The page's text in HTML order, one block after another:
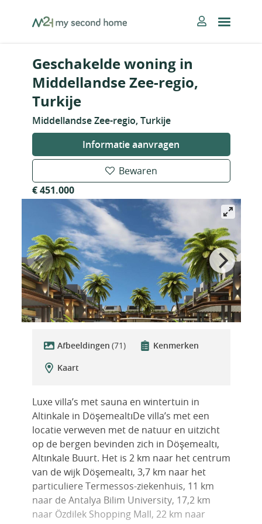
MySecondHome
Geschakelde woning in
Middellandse Zee-regio,
Turkije
Middellandse Zee-regio, Turkije
Informatie aanvragen
Bewaren
€ 451.000
Afbeeldingen (71)
Kenmerken
Kaart
Luxe villa’s met sauna en wintertuin in
Altinkale in DöşemealtıDe villa’s met een
locatie verweven met de natuur en uitzicht
op de bergen bevinden zich in Döşemealtı,
Altınkale Buurt. Het is 2 km naar het centrum
van de wijk Döşemealtı, 3,7 km naar het
particuliere Termessos-ziekenhuis, 11 km
naar de Antalya Bilim University, 17,2 km
naar Özdilek Shopping Mall, 22 km naar